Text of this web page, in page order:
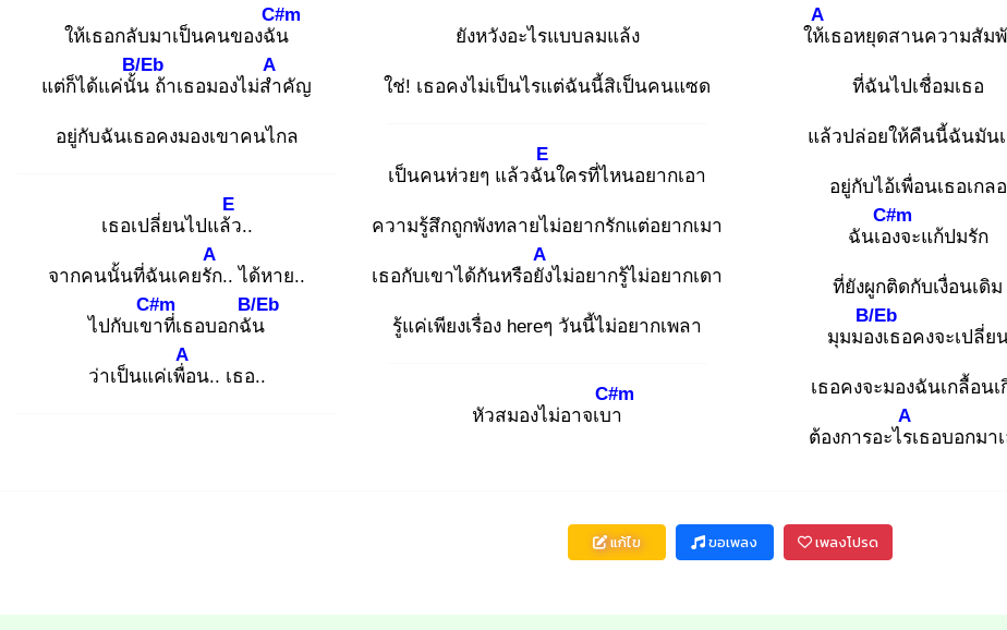
ให้เธอกลับมาเป็นคนของฉัน
C#m
แต่ก็ได้แค่นั้น
B/Eb
ถ้าเธอมองไม่สำ
A
คัญ
อยู่กับฉันเธอคงมองเขาคนไกล
เธอเปลี่ยนไปแล้ว
E
..
จากคนนั้นที่ฉันเคยรัก
A
.. ได้หาย..
ไปกับเขา
C#m
ที่เธอบอกฉัน
B/Eb
ว่าเป็นแค่เพื่อ
A
น.. เธอ..
ยังหวังอะไรแบบลมแล้ง
ใช่! เธอคงไม่เป็นไรแต่ฉันนี้สิเป็นคนแซด
เป็นคนห่วยๆ แล้วฉัน
E
ใครที่ไหนอยากเอา
ความรู้สึกถูกพังทลายไม่อยากรักแต่อยากเมา
เธอกับเขาได้กันหรือยัง
A
ไม่อยากรู้ไม่อยากเดา
รู้แค่เพียงเรื่อง hereๆ วันนี้ไม่อยากเพลา
หัวสมองไม่อาจเบา
C#m
ให้เ
A
ธอหยุดสานความสัม
ที่ฉันไปเชื่อมเธอ
แล้วปล่อยให้คืนนี้ฉันมัน
อยู่กับไอ้เพื่อนเธอเกลอ
ฉันเอง
C#m
จะแก้ปมรัก
ที่ยังผูกติดกับเงื่อนเดิม
มุมมอง
B/Eb
เธอคงจะเปลี่ย
เธอคงจะมองฉันเกลื้อนเ
ต้องการอะไรเ
A
ธอบอกมา
แก้ไข ขอเพลง เพลงโปรด